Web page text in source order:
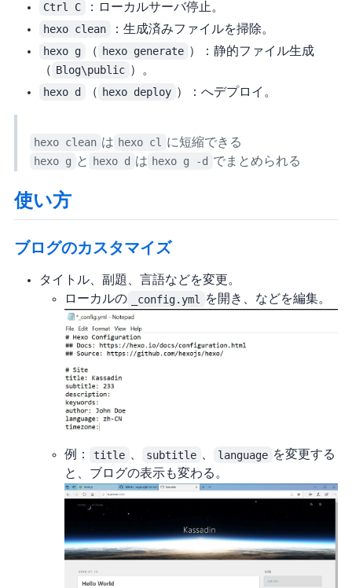
Ctrl C ：ローカルサーバ停止。
hexo clean ：生成済みファイルを掃除。
hexo g （ hexo generate ）：静的ファイル生成
（ Blog\public ）。
hexo d （ hexo deploy ）：GitHubへデプロイ。
hexo clean は hexo cl に短縮できる
hexo g と hexo d は hexo g -d でまとめられる
使い方
ブログのカスタマイズ
タイトル、副題、言語などを変更。
ローカルの
_config.yml を開き、title/subtitle/language/timezoneなどを編集。
例： title 、 subtitle 、 language を変更する
と、ブログの表示も変わる。